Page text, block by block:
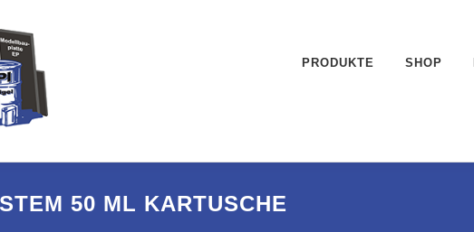
PRODUKTE SHOP
50 ML KARTUSCHE